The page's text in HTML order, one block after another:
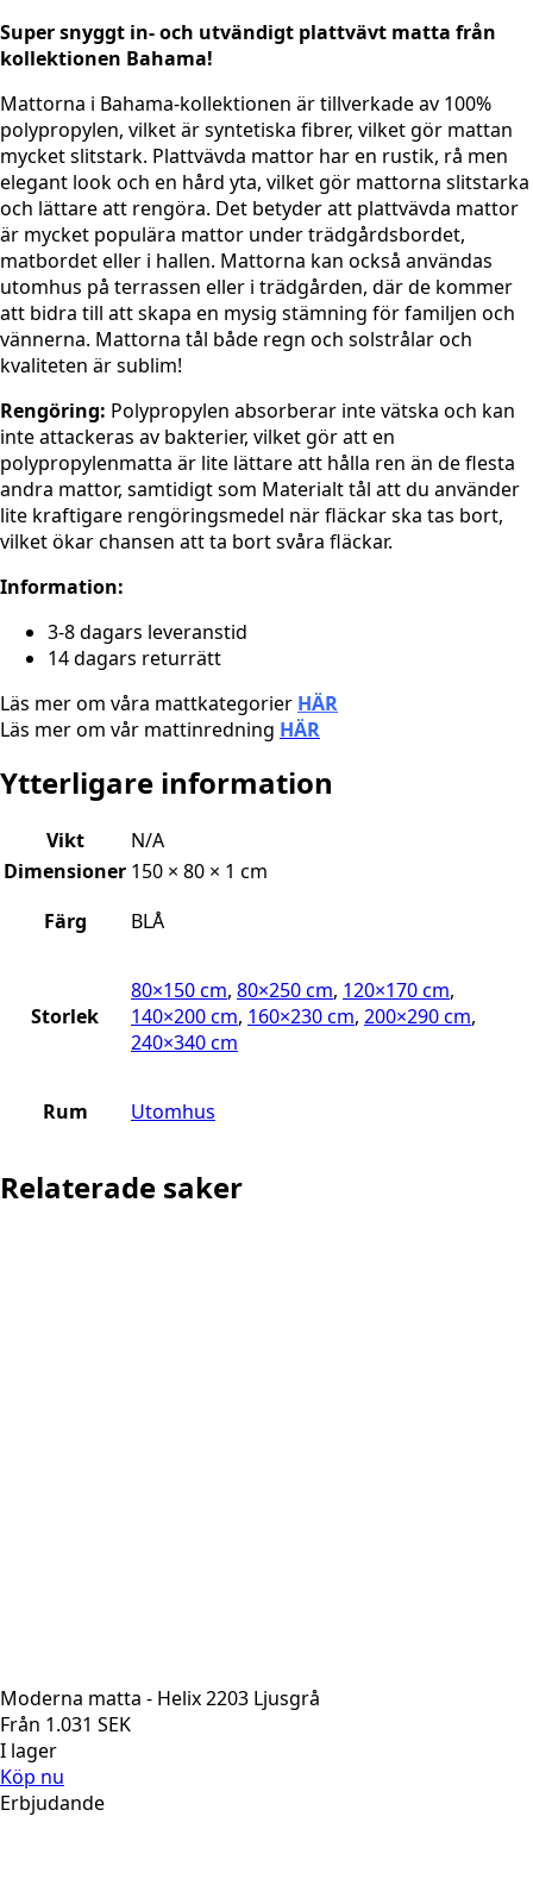
Super snyggt in- och utvändigt plattvävt matta från
kollektionen Bahama!
Mattorna i Bahama-kollektionen är tillverkade av 100%
polypropylen, vilket är syntetiska fibrer, vilket gör mattan
mycket slitstark. Plattvävda mattor har en rustik, rå men
elegant look och en hård yta, vilket gör mattorna slitstarka
och lättare att rengöra. Det betyder att plattvävda mattor
är mycket populära mattor under trädgårdsbordet,
matbordet eller i hallen. Mattorna kan också användas
utomhus på terrassen eller i trädgården, där de kommer
att bidra till att skapa en mysig stämning för familjen och
vännerna. Mattorna tål både regn och solstrålar och
kvaliteten är sublim!
Rengöring: Polypropylen absorberar inte vätska och kan
inte attackeras av bakterier, vilket gör att en
polypropylenmatta är lite lättare att hålla ren än de flesta
andra mattor, samtidigt som Materialt tål att du använder
lite kraftigare rengöringsmedel när fläckar ska tas bort,
vilket ökar chansen att ta bort svåra fläckar.
Information:
3-8 dagars leveranstid
14 dagars returrätt
Läs mer om våra mattkategorier HÄR
Läs mer om vår mattinredning HÄR
Ytterligare information
Vikt
N/A
Dimensioner 150 × 80 × 1 cm
Färg
BLÅ
Storlek
80×150 cm, 80×250 cm, 120×170 cm,
140×200 cm, 160×230 cm, 200×290 cm,
240×340 cm
Rum Utomhus
Relaterade saker
Moderna matta - Helix 2203 Ljusgrå
Från 1.031 SEK
I lager
Köp nu
Erbjudande